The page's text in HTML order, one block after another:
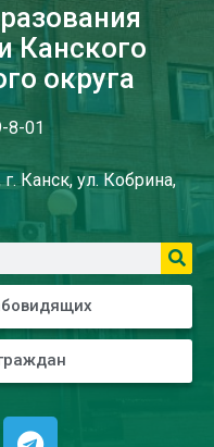
Канского
округа
8-01
Канск, ул. Кобрина,